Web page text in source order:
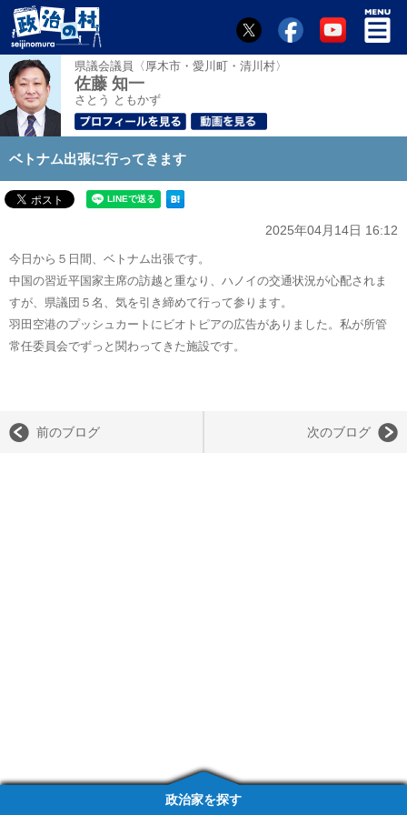
県議会議員〈厚木市・愛川町・清川村〉
佐藤 知一
さとう ともかず
ベトナム出張に行ってきます
2025年04月14日 16:12
今日から５日間、ベトナム出張です。
中国の習近平国家主席の訪越と重なり、ハノイの交通状況が心配されま
すが、県議団５名、気を引き締めて行って参ります。
羽田空港のプッシュカートにビオトピアの広告がありました。私が所管
常任委員会でずっと関わってきた施設です。
前のブログ 次のブログ
政治家を探す